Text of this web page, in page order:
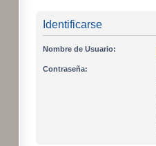
Identificarse
Nombre de Usuario:
Contraseña: